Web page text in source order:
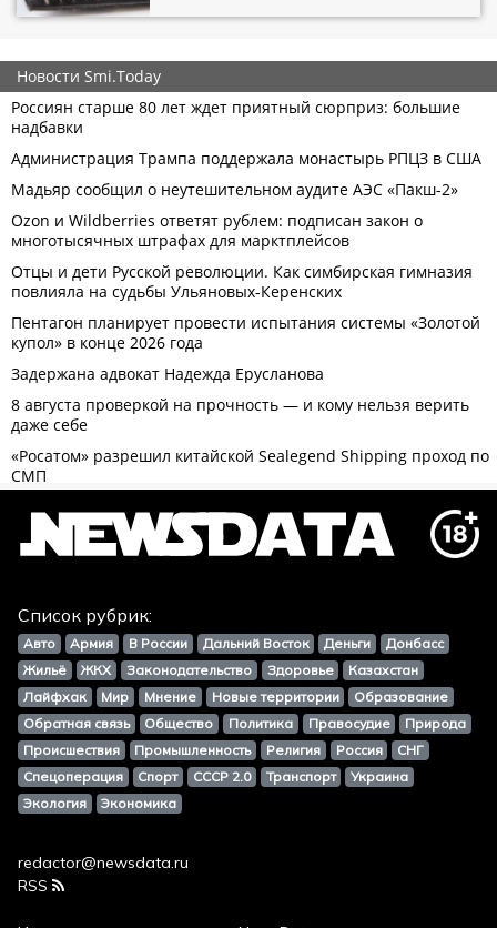
Список рубрик:
Авто Армия В России Дальний Восток Деньги
Донбасс
Жильё
ЖКХ Законодательство Здоровье
Казахстан
Лайфхак
Мир Мнение Новые территории
Образование
Обратная связь
Общество Политика Правосудие
Природа
Происшествия
Промышленность Религия Россия
СНГ
Спецоперация
Спорт СССР 2.0 Транспорт
Украина
Экология
Экономика
redactor@newsdata.ru
RSS